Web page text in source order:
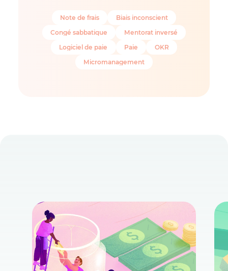
Note de frais
Biais inconscient
Congé sabbatique
Mentorat inversé
Logiciel de paie
Paie
OKR
Micromanagement